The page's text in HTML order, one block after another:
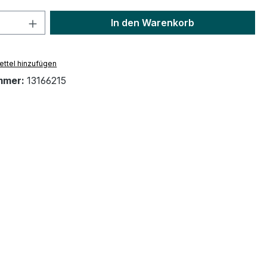
Anzahl: Gib den gewünschten Wert
In den Warenkorb
hinzufügen
13166215